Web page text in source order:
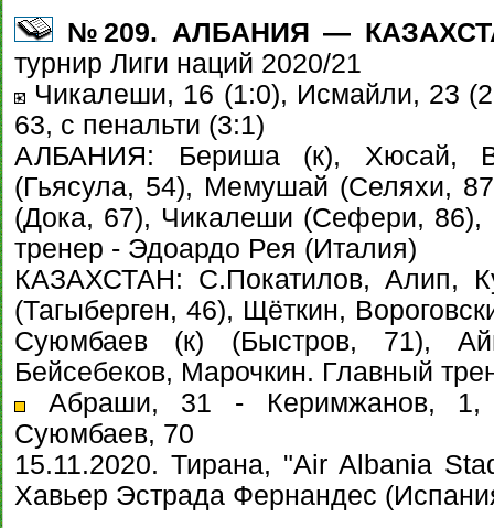
№209. АЛБАНИЯ —
турнир Лиги наций 2020/21
Чикалеши, 16 (1:0), Исмайли, 23
63, с пенальти (3:1)
АЛБАНИЯ: Бериша (к), Хюсай,
(Гьясула, 54), Мемушай (Селяхи,
(Дока, 67), Чикалеши (Сефери,
тренер - Эдоардо Рея (Италия)
КАЗАХСТАН: С.Покатилов, Алип,
(Тагыберген, 46), Щёткин,
Суюмбаев (к) (Быстров, 71),
Бейсебеков, Марочкин. Главный
Абраши, 31 - Керимжанов, 1,
Суюмбаев, 70
15.11.2020. Тирана, "Air Albania
Хавьер Эстрада Фернандес